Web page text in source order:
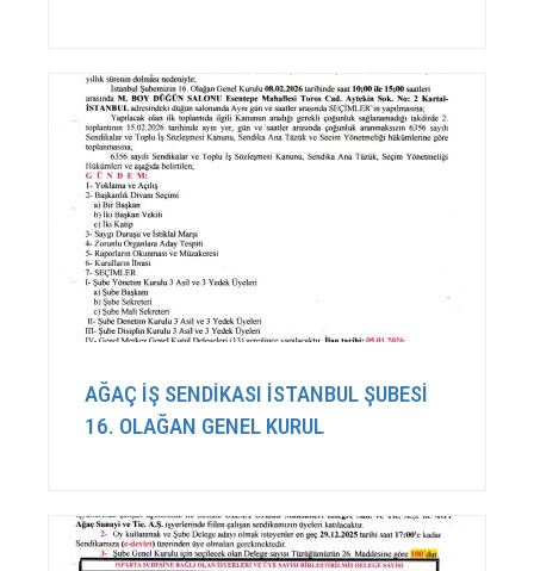
AĞAÇ İŞ SENDİKASI İSTANBUL ŞUBESİ
16. OLAĞAN GENEL KURUL